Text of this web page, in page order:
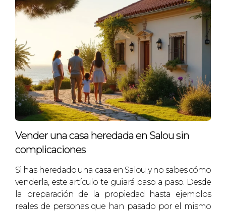
Vender una casa heredada en Salou sin
complicaciones
Si has heredado una casa en Salou y no sabes cómo
venderla, este artículo te guiará paso a paso. Desde
la preparación de la propiedad hasta ejemplos
reales de personas que han pasado por el mismo